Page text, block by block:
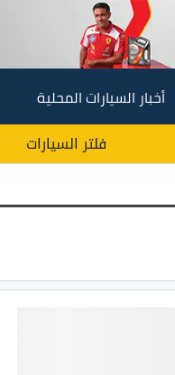
أخبار السيارات المحلية
فلتر السيارات